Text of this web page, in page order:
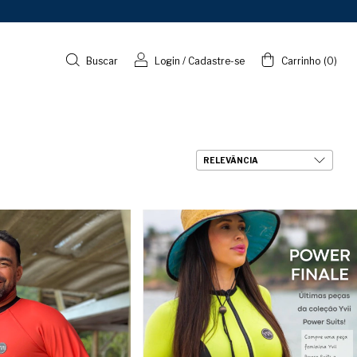
Buscar Login / Cadastre-se Carrinho (0)